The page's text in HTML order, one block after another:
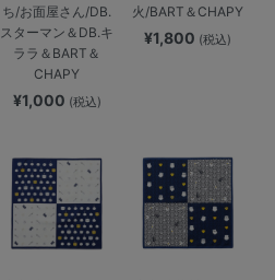
ち/お面屋さん/DB.
スターマン＆DB.キ
ララ＆BART＆
CHAPY
¥1,000 (税込)
火/BART＆CHAPY
¥1,800 (税込)